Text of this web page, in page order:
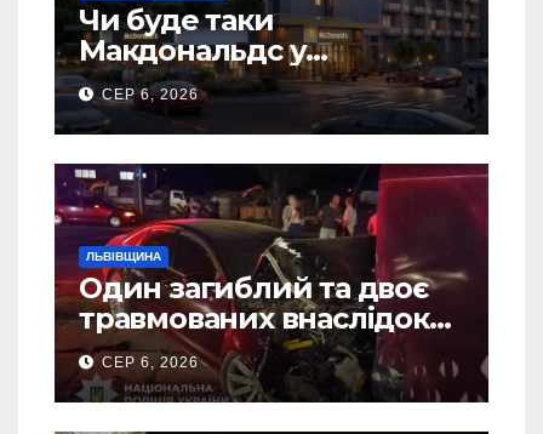
Чи буде таки
Макдональдс у
Дрогобичі? (Фото)
СЕР 6, 2026
ЛЬВІВЩИНА
Один загиблий та двоє
травмованих внаслідок
ДТП на Самбірщині
СЕР 6, 2026